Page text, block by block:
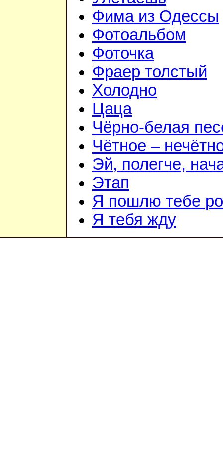
Фима из Одессы
Фотоальбом
Фоточка
Фраер толстый
Холодно
Цаца
Чёрно-белая
Чётное –
Эй, полегче,
Этап
Я пошлю тебе
Я тебя жду